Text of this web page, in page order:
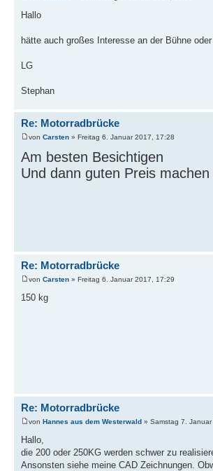
Hallo
hätte auch großes Interesse an der Bühne
LG
Stephan
Re: Motorradbrücke
von Carsten » Freitag 6. Januar 2017, 17:28
Am besten Besichtigen
Und dann guten Preis machen
Re: Motorradbrücke
von Carsten » Freitag 6. Januar 2017, 17:29
150 kg
Re: Motorradbrücke
von Hannes aus dem Westerwald » Samstag 7.
Hallo,
die 200 oder 250KG werden schwer zu
Ansonsten siehe meine CAD Zeichnungen.